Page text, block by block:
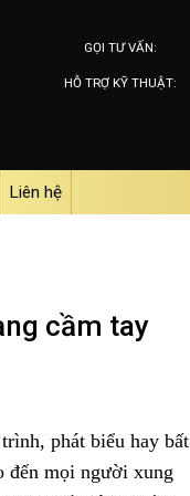
GỌI TƯ VẤN:
HỖ TRỢ KỸ THUẬT:
Liên hệ
cầm tay
phát biểu hay bất
đến mọi người xung